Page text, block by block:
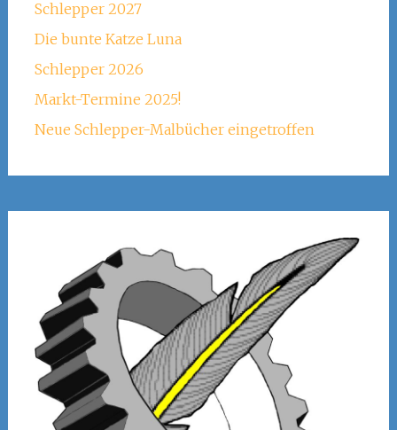
Schlepper 2027
Die bunte Katze Luna
Schlepper 2026
Markt-Termine 2025!
Neue Schlepper-Malbücher eingetroffen